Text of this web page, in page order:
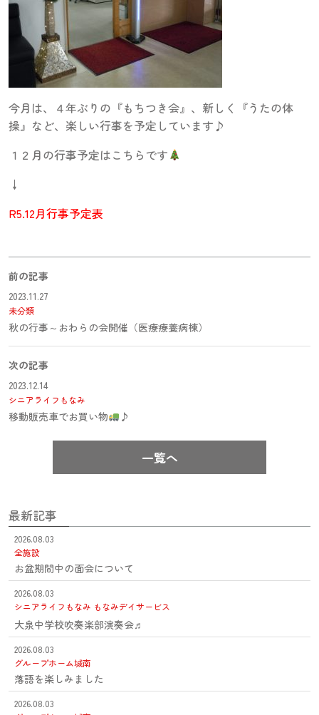
今月は、４年ぶりの『もちつき会』、新しく『うたの体
操』など、楽しい行事を予定しています♪
１２月の行事予定はこちらです
↓
R5.12月行事予定表
前の記事
2023.11.27
未分類
秋の行事～おわらの会開催（医療療養病棟）
次の記事
2023.12.14
シニアライフもなみ
移動販売車でお買い物 ♪
一覧へ
最新記事
2026.08.03
全施設
お盆期間中の面会について
2026.08.03
シニアライフもなみ もなみデイサービス
大泉中学校吹奏楽部演奏会♬
2026.08.03
グループホーム城南
落語を楽しみました
2026.08.03